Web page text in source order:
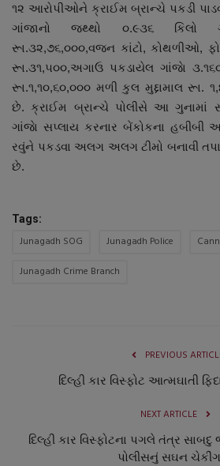
૧૨ આરોપીઓને ક્રાઈમ બ્રાન્ચે પકડી
ગાંજાનો જથ્થો ૦.૯૩૬ કિલો
રૂા.૩૨,૭૬,૦૦૦,વજન કાંટો, કોથળીઓ,
રૂા.૩૧,૫૦૦,અગાઉ પકડાયેલ ગાંજાે
રૂા.૧,૧૦,૬૦,૦૦૦ મળી કુલ મુદ્દામાલ રૂા.
છે. ક્રાઈમ બ્રાન્ચે પોલીસે આ ગુનામાં
ગાંજાે સપ્લાય કરનાર બેંકોકના હબીબી
રવુંને પકડવા અલગ અલગ ટીમો બનાવી
છે.
Tags:
Junagadh SOG Junagadh Police
Junagadh Crime Branch
PREVIOUS
દિલ્હી કાર વિસ્ફોટ આત્મઘાતી
NEXT ARTICLE
દિલ્હી કાર વિસ્ફોટના પગલે તંત્ર
પોલીસનું સઘન